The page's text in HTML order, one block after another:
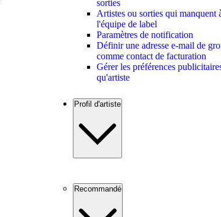
sorties
Artistes ou sorties qui manquent
l'équipe de label
Paramètres de notification
Définir une adresse e-mail de
comme contact de facturation
Gérer les préférences
qu'artiste
Profil d'artiste
Recommandé